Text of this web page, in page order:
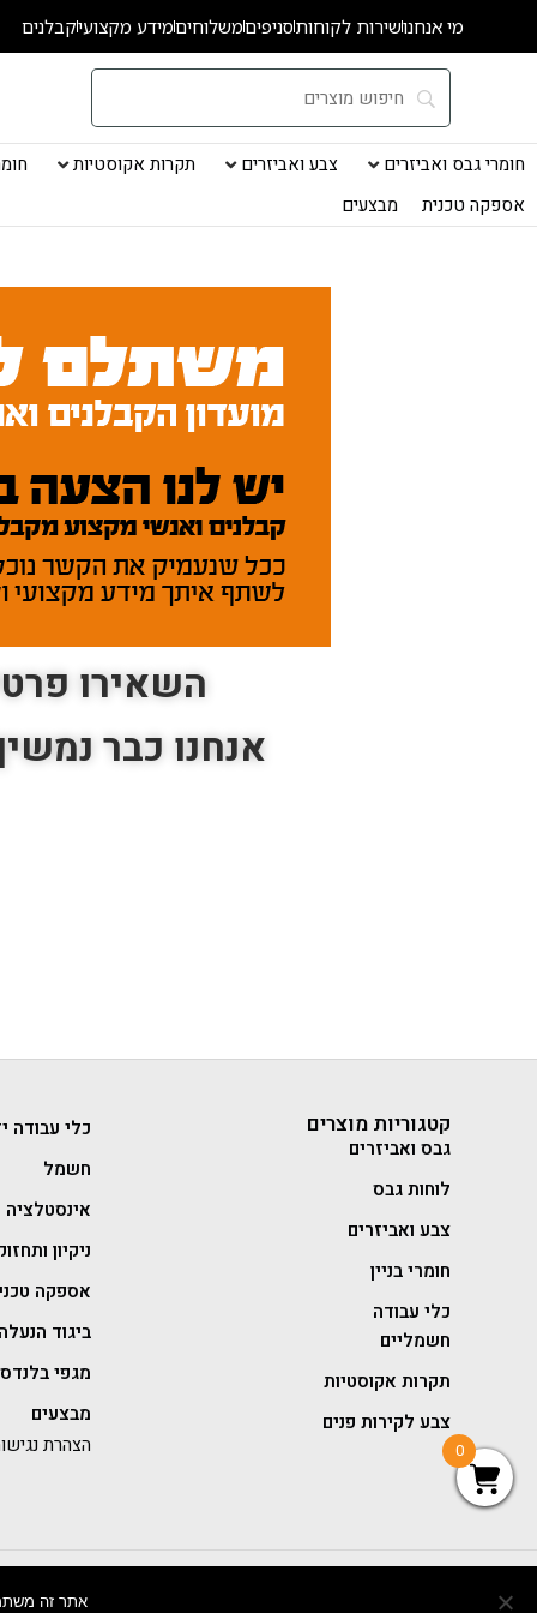
מי אנחנושירות לקוחותסניפיםמשלוחיםמידע מקצועיקבלנים
חומרי גבס ואביזרים צבע ואביזרים תקרות אקוסטיות
אספקה טכנית
מבצעים
השאירו
אנחנו כבר
קטגוריות מוצרים
גבס ואביזרים
לוחות גבס
צבע ואביזרים
חומרי בניין
כלי עבודה
חשמליים
תקרות אקוסטיות
צבע לקירות פנים
כלי עבודה
חשמל
אינסטלציה
ניקיון
אספקה
ביגוד
מגפי
מבצעים
הצהרת
0
אתר זה